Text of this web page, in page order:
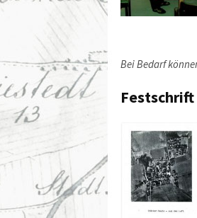
Bei Bedarf
Festschrift